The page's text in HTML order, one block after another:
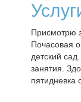
Присмотрю
Почасовая
детский
занятия.
пятидневка